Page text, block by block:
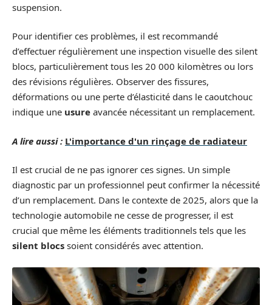
suspension.
Pour identifier ces problèmes, il est recommandé
d’effectuer régulièrement une inspection visuelle des silent
blocs, particulièrement tous les 20 000 kilomètres ou lors
des révisions régulières. Observer des fissures,
déformations ou une perte d’élasticité dans le caoutchouc
indique une usure avancée nécessitant un remplacement.
A lire aussi : L'importance d'un rinçage de radiateur
Il est crucial de ne pas ignorer ces signes. Un simple
diagnostic par un professionnel peut confirmer la nécessité
d’un remplacement. Dans le contexte de 2025, alors que la
technologie automobile ne cesse de progresser, il est
crucial que même les éléments traditionnels tels que les
silent blocs soient considérés avec attention.